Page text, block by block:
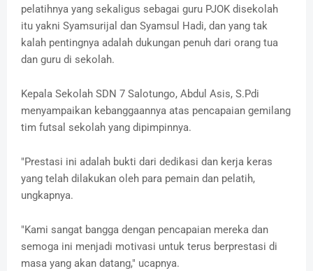
pelatihnya yang sekaligus sebagai guru PJOK disekolah
itu yakni Syamsurijal dan Syamsul Hadi, dan yang tak
kalah pentingnya adalah dukungan penuh dari orang tua
dan guru di sekolah.
Kepala Sekolah SDN 7 Salotungo, Abdul Asis, S.Pdi
menyampaikan kebanggaannya atas pencapaian gemilang
tim futsal sekolah yang dipimpinnya.
"Prestasi ini adalah bukti dari dedikasi dan kerja keras
yang telah dilakukan oleh para pemain dan pelatih,
ungkapnya.
"Kami sangat bangga dengan pencapaian mereka dan
semoga ini menjadi motivasi untuk terus berprestasi di
masa yang akan datang," ucapnya.